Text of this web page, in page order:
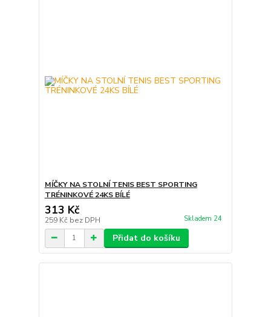
MÍČKY NA STOLNÍ TENIS BEST SPORTING
TRÉNINKOVÉ 24KS BÍLÉ
313 Kč
259 Kč bez DPH Skladem 24
Přidat do košíku